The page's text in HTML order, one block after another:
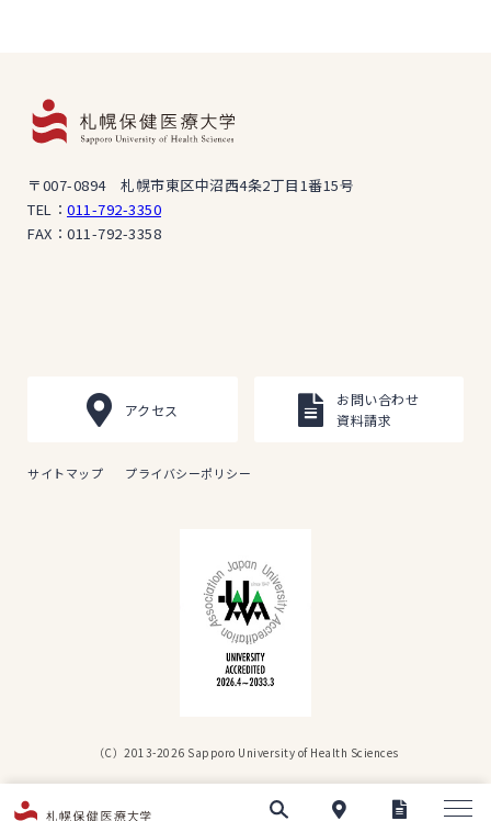
〒007-0894 札幌市東区中沼西4条2丁目1番15号
TEL： 011-792-3350
FAX：011-792-3358
アクセス
お問い合わせ
資料請求
サイトマップ プライバシーポリシー
（C）2013-2026 Sapporo University of Health Sciences